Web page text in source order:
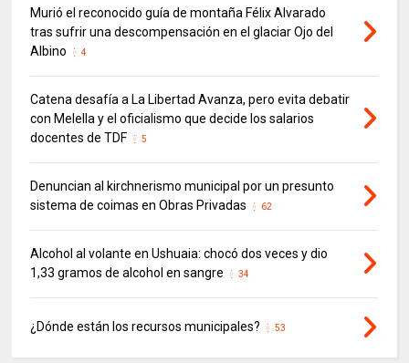
Murió el reconocido guía de montaña Félix Alvarado
tras sufrir una descompensación en el glaciar Ojo del
Albino
4
Catena desafía a La Libertad Avanza, pero evita debatir
con Melella y el oficialismo que decide los salarios
docentes de TDF
5
Denuncian al kirchnerismo municipal por un presunto
sistema de coimas en Obras Privadas
62
Alcohol al volante en Ushuaia: chocó dos veces y dio
1,33 gramos de alcohol en sangre
34
¿Dónde están los recursos municipales? 53